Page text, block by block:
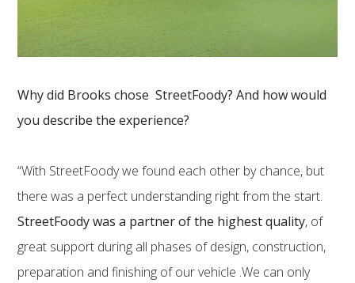
Why did Brooks chose StreetFoody? And how would
you describe the experience?
“With StreetFoody we found each other by chance, but
there was a perfect understanding right from the start.
StreetFoody was a partner of the highest quality, of
great support during all phases of design, construction,
preparation and finishing of our vehicle .We can only